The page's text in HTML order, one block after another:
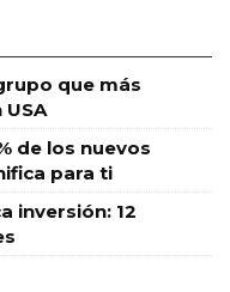
que más
de los nuevos
para ti
inversión: 12